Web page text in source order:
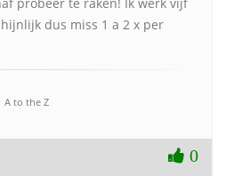
dus miss 1 a 2 x per
A to the Z
0